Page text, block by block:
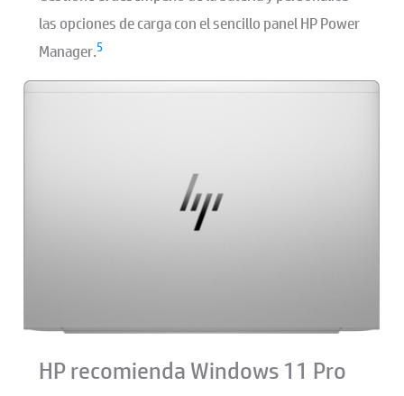
las opciones de carga con el sencillo panel HP Power
Manager.5
HP recomienda Windows 11 Pro